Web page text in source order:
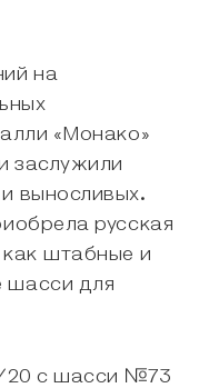
на
«Монако»
заслужили
выносливых.
русская
штабные и
шасси для
20 с шасси №73